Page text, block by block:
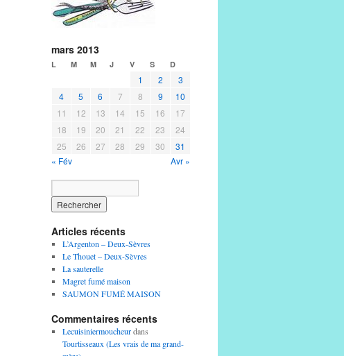
mars 2013
L M M J V S D
1 2
3
4
5 6 7 8 9
10
11
12 13 14 15 16
17
18
19 20 21 22 23
24
25
26 27 28 29 30
31
« Fév
Avr »
Articles récents
L’Argenton – Deux-Sèvres
Le Thouet – Deux-Sèvres
La sauterelle
Magret fumé maison
SAUMON FUMÉ MAISON
Commentaires récents
Lecuisiniermoucheurdans
Tourtisseaux (Les vrais de ma grand-